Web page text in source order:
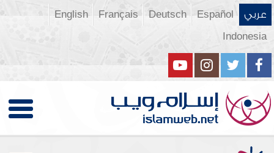
عربي Español
Deutsch
Français
English
Indonesia